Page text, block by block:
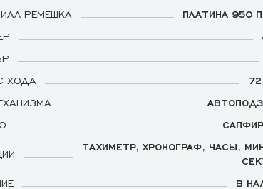
РЕМЕШКА
ПЛАТИНА 950
ХОДА
ТАХИМЕТР, ХРОНОГРАФ, ЧАСЫ,
В